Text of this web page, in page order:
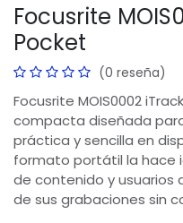
Focusrite
Pocket
(0 reseña)
Focusrite MOIS0002
compacta diseñada
práctica y sencilla en
formato portátil la hace
de contenido y usuarios
de sus grabaciones sin